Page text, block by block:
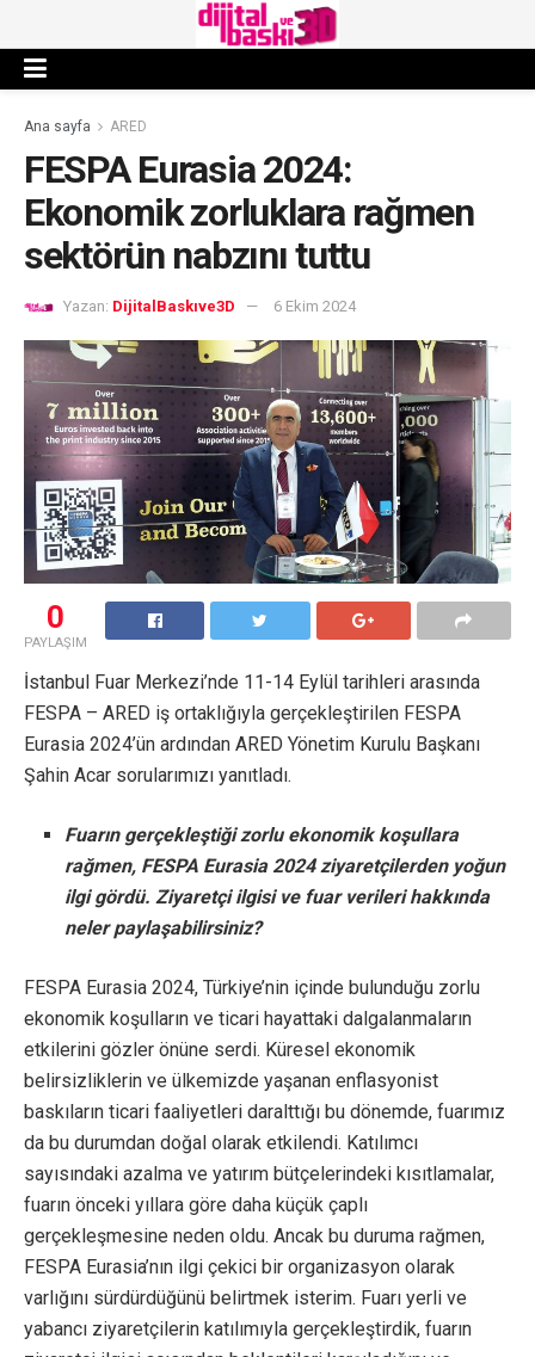
Ana sayfa ARED
FESPA Eurasia 2024:
Ekonomik zorluklara rağmen
sektörün nabzını tuttu
Yazan: DijitalBaskıve3D 6 Ekim 2024
0
PAYLAŞIM
İstanbul Fuar Merkezi’nde 11-14 Eylül tarihleri arasında
FESPA – ARED iş ortaklığıyla gerçekleştirilen FESPA
Eurasia 2024’ün ardından ARED Yönetim Kurulu Başkanı
Şahin Acar sorularımızı yanıtladı.
Fuarın gerçekleştiği zorlu ekonomik koşullara
rağmen, FESPA Eurasia 2024 ziyaretçilerden yoğun
ilgi gördü. Ziyaretçi ilgisi ve fuar verileri hakkında
neler paylaşabilirsiniz?
FESPA Eurasia 2024, Türkiye’nin içinde bulunduğu zorlu
ekonomik koşulların ve ticari hayattaki dalgalanmaların
etkilerini gözler önüne serdi. Küresel ekonomik
belirsizliklerin ve ülkemizde yaşanan enflasyonist
baskıların ticari faaliyetleri daralttığı bu dönemde, fuarımız
da bu durumdan doğal olarak etkilendi. Katılımcı
sayısındaki azalma ve yatırım bütçelerindeki kısıtlamalar,
fuarın önceki yıllara göre daha küçük çaplı
gerçekleşmesine neden oldu. Ancak bu duruma rağmen,
FESPA Eurasia’nın ilgi çekici bir organizasyon olarak
varlığını sürdürdüğünü belirtmek isterim. Fuarı yerli ve
yabancı ziyaretçilerin katılımıyla gerçekleştirdik, fuarın